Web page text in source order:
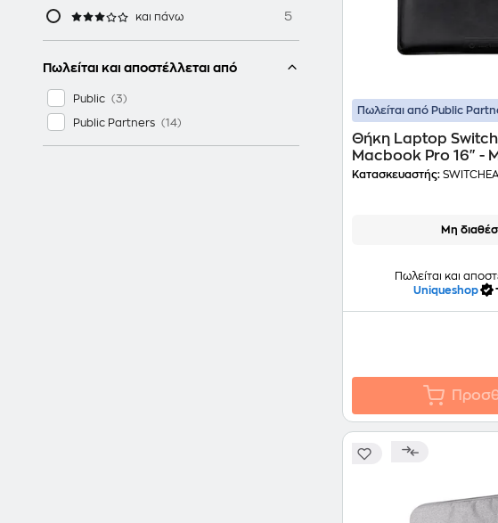
και πάνω 5
Πωλείται και αποστέλλεται από
Public
Public Partners
Πωλείται από Public
Θήκη Laptop
Macbook Pro 16" -
Κατασκευαστής:
Μη
Πωλείται και
Uniqueshop